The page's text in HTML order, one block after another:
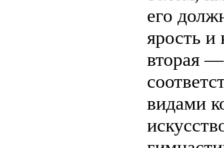
его
ярость и
вторая
видами